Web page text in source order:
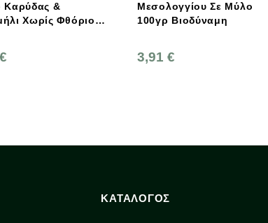
Μεσολογγίου Σε Μύλο
100γρ Βιοδύναμη
Φρέσκο Σε
Ελληνικό,
ΚΑΤΑΛΟΓΟΣ